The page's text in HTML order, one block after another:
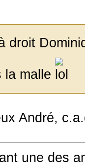
droit
la malle
André,
une des